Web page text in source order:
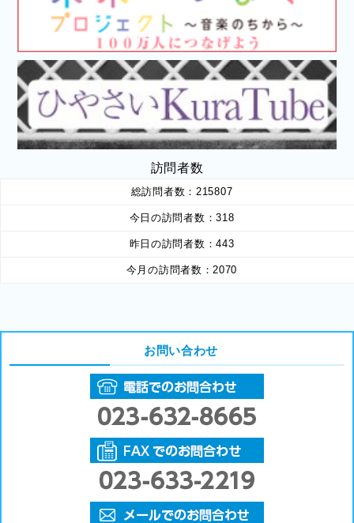
訪問者数
総訪問者数： 215807
今日の訪問者数：318
昨日の訪問者数：443
今月の訪問者数： 2070
お問い合わせ